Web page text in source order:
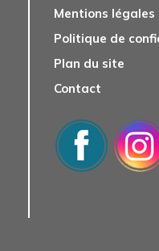
Mentions légales
Politique de
Plan du site
Contact